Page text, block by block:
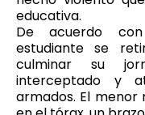
educativa.
De acuerdo
estudiante se
culminar su
interceptado y
armados. El